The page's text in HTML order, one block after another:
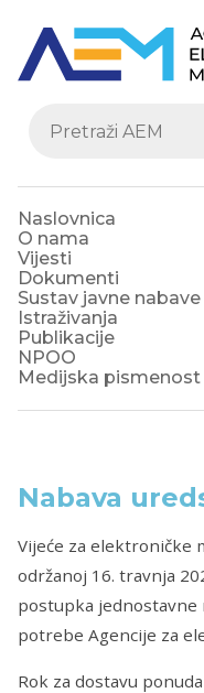
Naslovnica
O nama
Vijesti
Dokumenti
Sustav javne nabave
Istraživanja
Publikacije
NPOO
Medijska pismenost
Nabava
Vijeće za elektroničke
održanoj 16. travnja
postupka jednostavne
potrebe Agencije za
Rok za dostavu